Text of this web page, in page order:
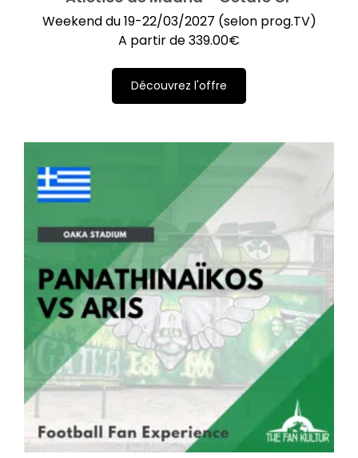
Weekend du 19-22/03/2027 (selon prog.TV)
A partir de339.00€
Découvrez l'offre